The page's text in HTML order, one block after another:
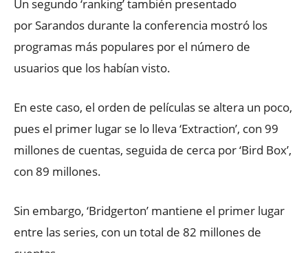
Un segundo ‘ranking’ también presentado
por Sarandos durante la conferencia mostró los
programas más populares por el número de
usuarios que los habían visto.
En este caso, el orden de películas se altera un poco,
pues el primer lugar se lo lleva ‘Extraction’, con 99
millones de cuentas, seguida de cerca por ‘Bird Box’,
con 89 millones.
Sin embargo, ‘Bridgerton’ mantiene el primer lugar
entre las series, con un total de 82 millones de